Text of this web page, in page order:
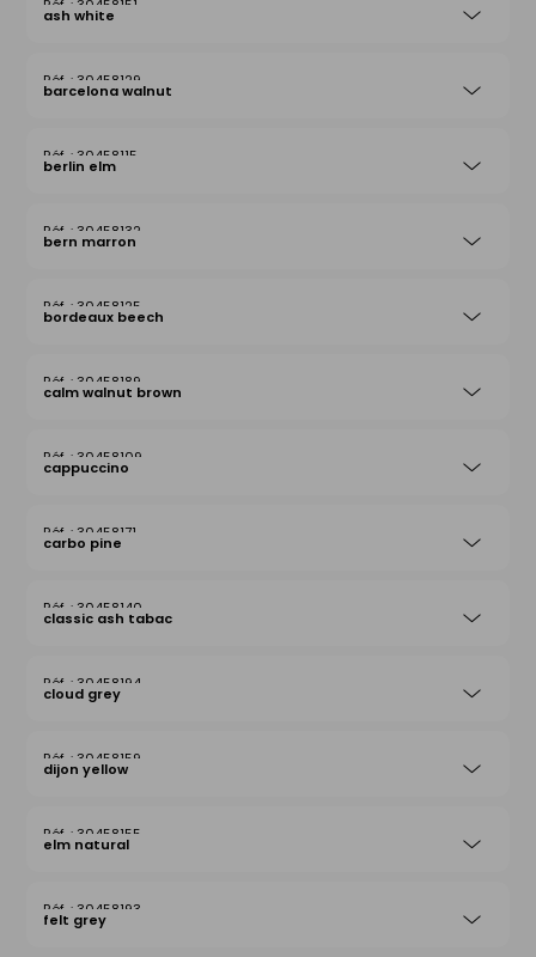
30458151
ash white
30458129
barcelona walnut
30458115
berlin elm
30458132
bern marron
30458125
bordeaux beech
30458189
calm walnut brown
30458109
cappuccino
30458171
carbo pine
30458140
classic ash tabac
30458194
cloud grey
30458159
dijon yellow
30458155
elm natural
30458193
felt grey